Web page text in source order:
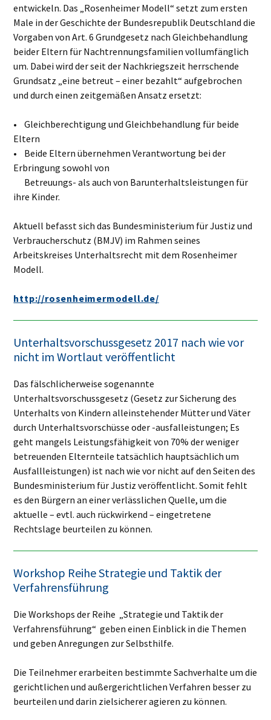
entwickeln. Das „Rosenheimer Modell“ setzt zum ersten
Male in der Geschichte der Bundesrepublik Deutschland die
Vorgaben von Art. 6 Grundgesetz nach Gleichbehandlung
beider Eltern für Nachtrennungsfamilien vollumfänglich
um. Dabei wird der seit der Nachkriegszeit herrschende
Grundsatz „eine betreut – einer bezahlt“ aufgebrochen
und durch einen zeitgemäßen Ansatz ersetzt:
• Gleichberechtigung und Gleichbehandlung für beide
Eltern
• Beide Eltern übernehmen Verantwortung bei der
Erbringung sowohl von
Betreuungs- als auch von Barunterhaltsleistungen für
ihre Kinder.
Aktuell befasst sich das Bundesministerium für Justiz und
Verbraucherschutz (BMJV) im Rahmen seines
Arbeitskreises Unterhaltsrecht mit dem Rosenheimer
Modell.
http://rosenheimermodell.de/
Unterhaltsvorschussgesetz 2017 nach wie vor
nicht im Wortlaut veröffentlicht
Das fälschlicherweise sogenannte
Unterhaltsvorschussgesetz (Gesetz zur Sicherung des
Unterhalts von Kindern alleinstehender Mütter und Väter
durch Unterhaltsvorschüsse oder -ausfalleistungen; Es
geht mangels Leistungsfähigkeit von 70% der weniger
betreuenden Elternteile tatsächlich hauptsächlich um
Ausfallleistungen) ist nach wie vor nicht auf den Seiten des
Bundesministerium für Justiz veröffentlicht. Somit fehlt
es den Bürgern an einer verlässlichen Quelle, um die
aktuelle – evtl. auch rückwirkend – eingetretene
Rechtslage beurteilen zu können.
Workshop Reihe Strategie und Taktik der
Verfahrensführung
Die Workshops der Reihe „Strategie und Taktik der
Verfahrensführung“ geben einen Einblick in die Themen
und geben Anregungen zur Selbsthilfe.
Die Teilnehmer erarbeiten bestimmte Sachverhalte um die
gerichtlichen und außergerichtlichen Verfahren besser zu
beurteilen und darin zielsicherer agieren zu können.